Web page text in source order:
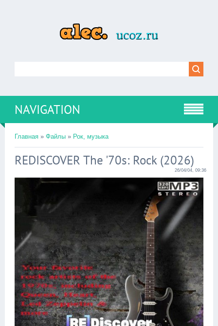
NAVIGATION
Главная » Файлы » Рок, музыка
REDISCOVER The '70s: Rock (2026)
26/04/04, 09:36